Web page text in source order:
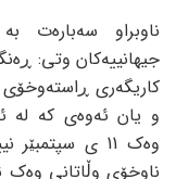
ناوبراو سەبارەت
جیهانییەکان وتی:
کاریگەری ڕاستەوخۆی
و یان ئەوەی کە لە
وەک 11 ی
ناوخۆی وڵاتانی وەک